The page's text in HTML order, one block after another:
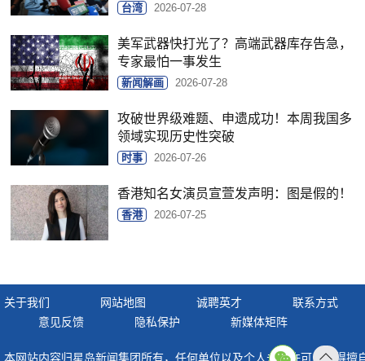
台湾 2026-07-28
美军武器快打光了？高端武器库存告急，
专家最怕一事发生
新闻解画 2026-07-28
攻破世界级难题、申遗成功！本周我国多
领域实现历史性突破
时事 2026-07-26
香港知名女演员宣萱发声明：图是假的！
香港 2026-07-25
关于我们 网站地图 诚聘英才
联系方式
意见反馈
隐私保护 新媒体矩阵
本网站内容归星岛新闻集团所有，任何单位以及个人未经许可，不得擅